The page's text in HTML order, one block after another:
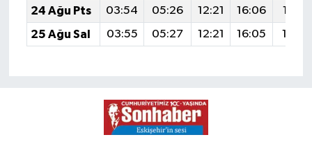
24 Ağu Pts
03:54 05:26 12:21 16:06
19:07
25 Ağu Sal
03:55 05:27 12:21 16:05 19:05